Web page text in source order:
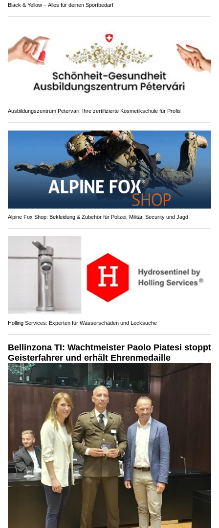
Black & Yellow – Alles für deinen Sportbedarf
Ausbildungszentrum Petervari: Ihre zertifizierte Kosmetikschule für Profis
Alpine Fox Shop: Bekleidung & Zubehör für Polizei, Militär, Security und Jagd
Holling Services: Experten für Wasserschäden und Lecksuche
Bellinzona TI: Wachtmeister Paolo Piatesi stoppt
Geisterfahrer und erhält Ehrenmedaille